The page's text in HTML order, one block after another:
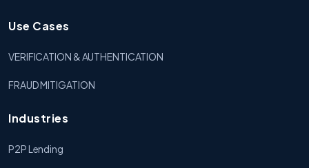
Use Cases
VERIFICATION & AUTHENTICATION
FRAUD MITIGATION
Industries
P2P Lending